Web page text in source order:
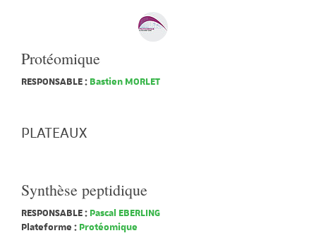
Protéomique
RESPONSABLE : Bastien MORLET
PLATEAUX
Synthèse peptidique
RESPONSABLE : Pascal EBERLING
Plateforme : Protéomique